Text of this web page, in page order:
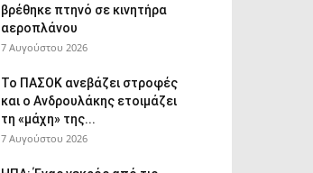
βρέθηκε πτηνό σε κινητήρα
αεροπλάνου
7 Αυγούστου 2026
Το ΠΑΣΟΚ ανεβάζει στροφές
και ο Ανδρουλάκης ετοιμάζει
τη «μάχη» της...
7 Αυγούστου 2026